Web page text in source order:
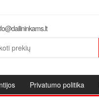
Privatumo politika